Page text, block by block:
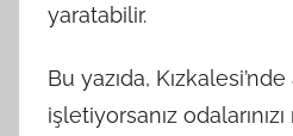
yaratabilir.
Bu yazıda,
işletiyorsanız